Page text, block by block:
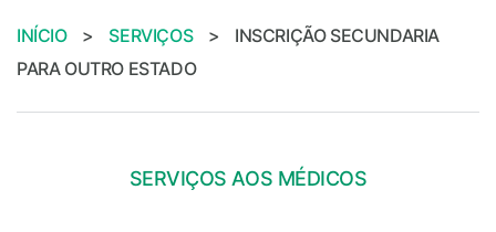
INÍCIO > SERVIÇOS >
INSCRIÇÃO SECUNDARIA
PARA OUTRO ESTADO
SERVIÇOS AOS MÉDICOS